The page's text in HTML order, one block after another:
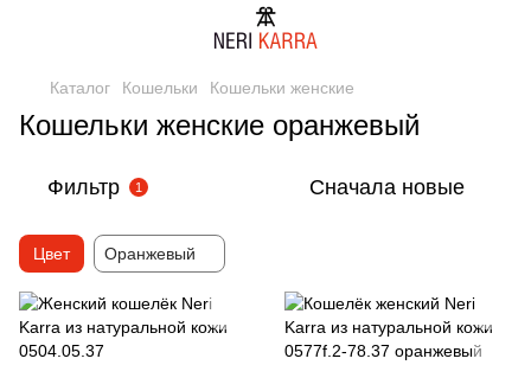
Каталог Кошельки Кошельки женские
Кошельки женские оранжевый
Фильтр 1 Сначала новые
Цвет Оранжевый